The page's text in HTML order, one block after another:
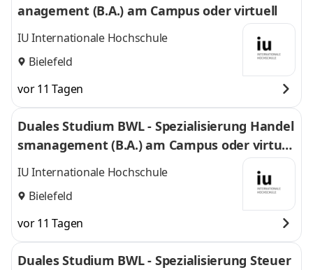
anagement (B.A.) am Campus oder virtuell
IU Internationale Hochschule
Bielefeld
vor 11 Tagen
Duales Studium BWL - Spezialisierung Handel
smanagement (B.A.) am Campus oder virtuel
l
IU Internationale Hochschule
Bielefeld
vor 11 Tagen
Duales Studium BWL - Spezialisierung Steuer